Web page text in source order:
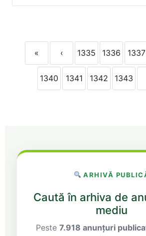
« ‹ 1335 1336 1337
1340 1341 1342 1343
ARHIVĂ
Caută în arhiva de
mediu
Peste 7.918 anunțuri